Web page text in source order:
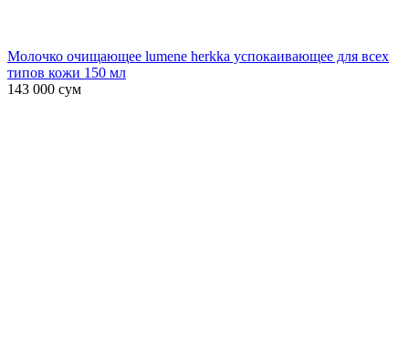
Молочко очищающее lumene herkka успокаивающее для всех
типов кожи 150 мл
143 000 сум